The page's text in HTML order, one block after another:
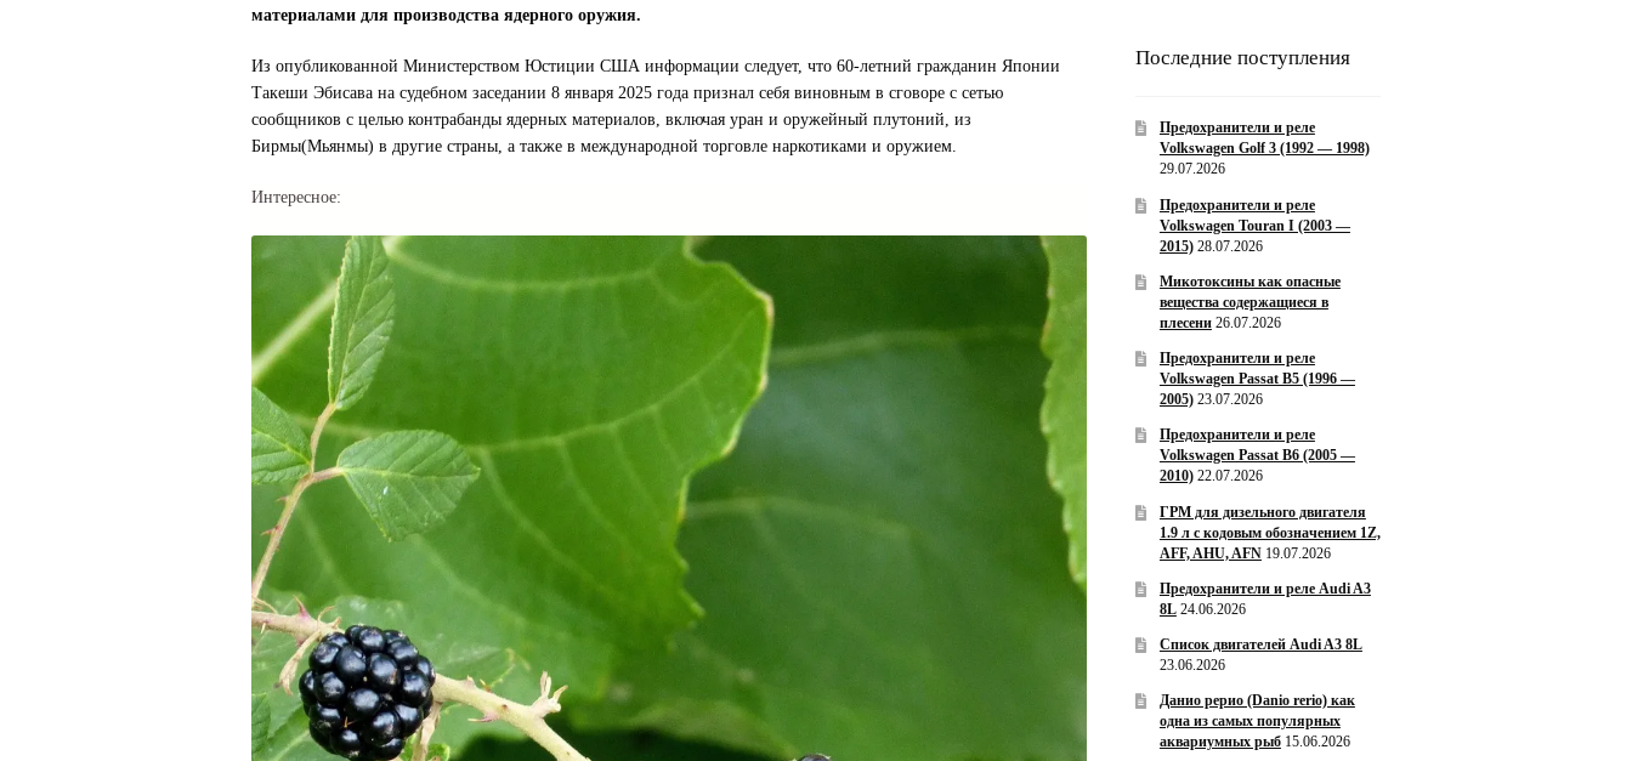
материалами для производства ядерного оружия.
Из опубликованной Министерством Юстиции США информации следует, что 60-летний гражданин Японии
Такеши Эбисава на судебном заседании 8 января 2025 года признал себя виновным в сговоре с сетью
сообщников с целью контрабанды ядерных материалов, включая уран и оружейный плутоний, из
Бирмы(Мьянмы) в другие страны, а также в международной торговле наркотиками и оружием.
Интересное:
Последние поступления
Предохранители и реле
Volkswagen Golf 3 (1992 — 1998)
29.07.2026
Предохранители и реле
Volkswagen Touran I (2003 —
2015) 28.07.2026
Микотоксины как опасные
вещества содержащиеся в
плесени 26.07.2026
Предохранители и реле
Volkswagen Passat B5 (1996 —
2005) 23.07.2026
Предохранители и реле
Volkswagen Passat B6 (2005 —
2010) 22.07.2026
ГРМ для дизельного двигателя
1.9 л с кодовым обозначением 1Z,
AFF, AHU, AFN 19.07.2026
Предохранители и реле Audi A3
8L 24.06.2026
Список двигателей Audi A3 8L
23.06.2026
Данио рерио (Danio rerio) как
одна из самых популярных
аквариумных рыб 15.06.2026